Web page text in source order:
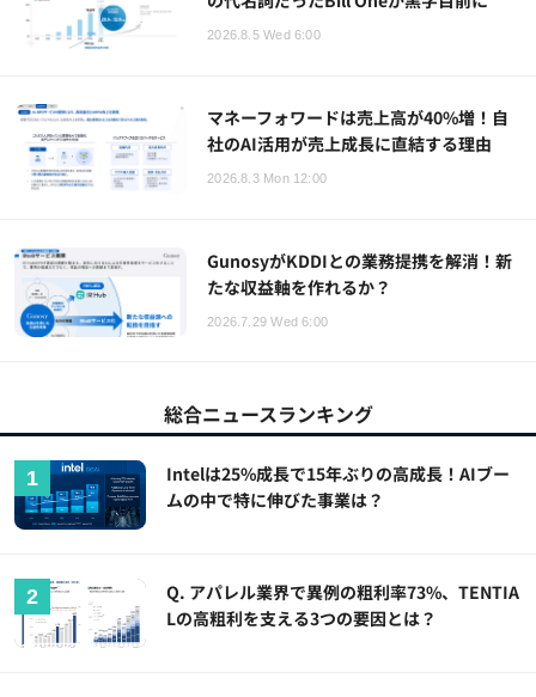
2026.8.5 Wed 6:00
マネーフォワードは売上高が40%増！自
社のAI活用が売上成長に直結する理由
2026.8.3 Mon 12:00
GunosyがKDDIとの業務提携を解消！新
たな収益軸を作れるか？
2026.7.29 Wed 6:00
総合ニュースランキング
Intelは25%成長で15年ぶりの高成長！AIブー
ムの中で特に伸びた事業は？
Q. アパレル業界で異例の粗利率73%、TENTIA
Lの高粗利を支える3つの要因とは？